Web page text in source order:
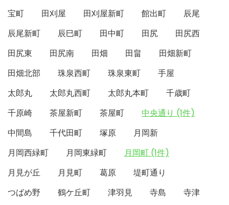
宝町
田刈屋 田刈屋新町 館出町
辰尾
辰尾新町
辰巳町 田中町 田尻
田尻西
田尻東
田尻南 田畑 田畠
田畑新町
田畑北部
珠泉西町 珠泉東町
手屋
太郎丸
太郎丸西町 太郎丸本町
千歳町
千原崎
茶屋新町 茶屋町
中央通り (1件)
中間島
千代田町 塚原
月岡新
月岡西緑町
月岡東緑町
月岡町 (1件)
月見が丘
月見町 葛原
堤町通り
つばめ野
鶴ケ丘町 津羽見 寺島
寺津